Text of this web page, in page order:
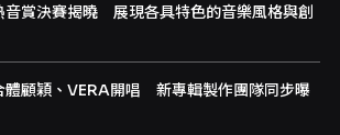
音賞決賽揭曉 展現各具特色的音樂風格與創
體顧穎、VERA開唱 新專輯製作團隊同步曝